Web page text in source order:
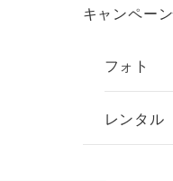
キャンペー
フォト
レンタル